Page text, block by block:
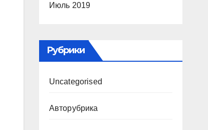
Июль 2019
Рубрики
Uncategorised
Авторубрика